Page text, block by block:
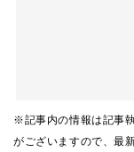
※記事内の情報は記事
がございますので、最